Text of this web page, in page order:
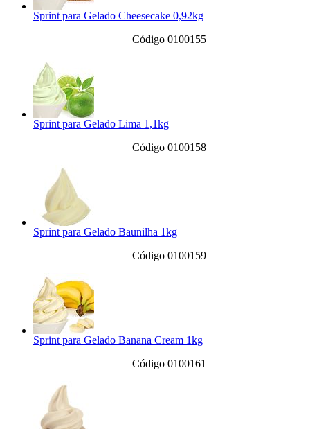
Sprint para Gelado Cheesecake 0,92kg
Código 0100155
Sprint para Gelado Lima 1,1kg
Código 0100158
Sprint para Gelado Baunilha 1kg
Código 0100159
Sprint para Gelado Banana Cream 1kg
Código 0100161